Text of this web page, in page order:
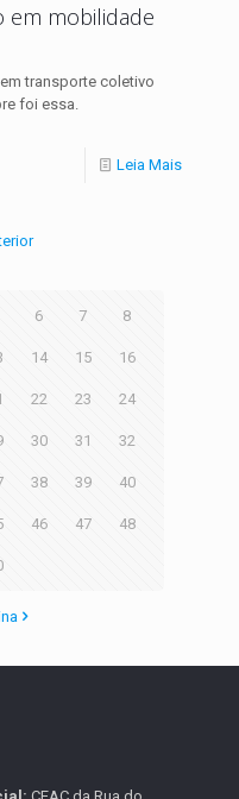
em mobilidade
transporte coletivo
foi essa.
Leia Mais
6 7 8
14 15 16
22 23 24
30 31 32
38 39 40
46 47 48